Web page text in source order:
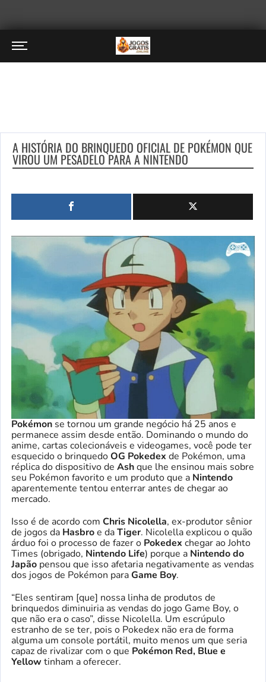
A HISTÓRIA DO BRINQUEDO OFICIAL DE POKÉMON QUE
VIROU UM PESADELO PARA A NINTENDO
Pokémon se tornou um grande negócio há 25 anos e
permanece assim desde então. Dominando o mundo do
anime, cartas colecionáveis e videogames, você pode ter
esquecido o brinquedoOG Pokedex de Pokémon, uma
réplica do dispositivo de Ashque lhe ensinou mais sobre
seu Pokémon favorito e um produto que a Nintendo
aparentemente tentou enterrar antes de chegar ao
mercado.
Isso é de acordo com Chris Nicolella, ex-produtor sênior
de jogos da Hasbroe daTiger. Nicolella explicou o quão
árduo foi o processo de fazer o Pokedex chegar ao Johto
Times (obrigado, Nintendo Life) porque a Nintendo do
Japão pensou que isso afetaria negativamente as vendas
dos jogos de Pokémon paraGame Boy.
“Eles sentiram [que] nossa linha de produtos de
brinquedos diminuiria as vendas do jogo Game Boy, o
que não era o caso”, disse Nicolella. Um escrúpulo
estranho de se ter, pois o Pokedex não era de forma
alguma um console portátil, muito menos um que seria
capaz de rivalizar com o que Pokémon Red, Blue e
Yellow tinham a oferecer.